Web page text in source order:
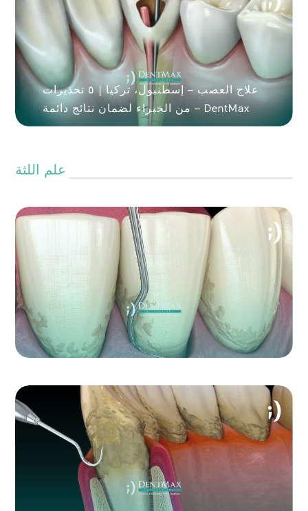
علاج العصب – إسطنبول، تركيا | ٥ تحذيرات
من الخبراء لضمان نتائج دائمة – DentMax
علم اللثة